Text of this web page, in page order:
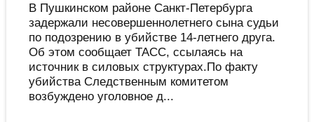
В Пушкинском районе Санкт-Петербурга
задержали несовершеннолетнего сына судьи
по подозрению в убийстве 14-летнего друга.
Об этом сообщает ТАСС, ссылаясь на
источник в силовых структурах.По факту
убийства Следственным комитетом
возбуждено уголовное д...